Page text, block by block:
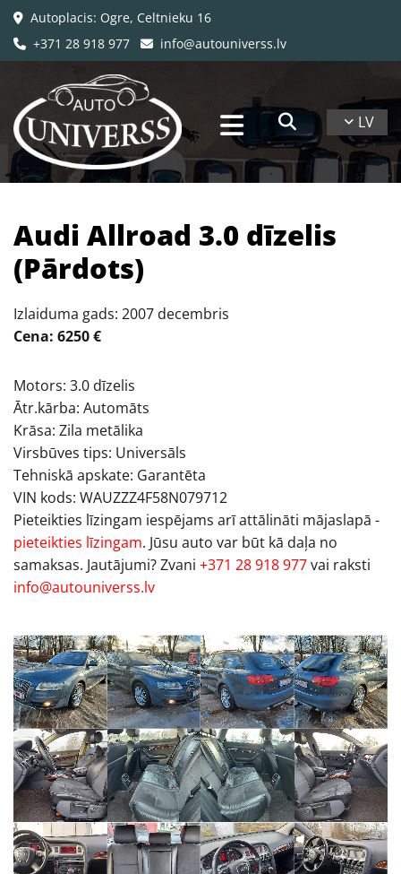
 Autoplacis: Ogre, Celtnieku 16
 +371 28 918 977  info@autouniverss.lv
LV
Audi Allroad 3.0 dīzelis
(Pārdots)
Izlaiduma gads: 2007 decembris
Cena: 6250 €
Motors: 3.0 dīzelis
Ātr.kārba: Automāts
Krāsa: Zila metālika
Virsbūves tips: Universāls
Tehniskā apskate: Garantēta
VIN kods: WAUZZZ4F58N079712
Pieteikties līzingam iespējams arī attālināti mājaslapā -
pieteikties līzingam. Jūsu auto var būt kā daļa no
samaksas. Jautājumi? Zvani +371 28 918 977vai raksti
info@autouniverss.lv